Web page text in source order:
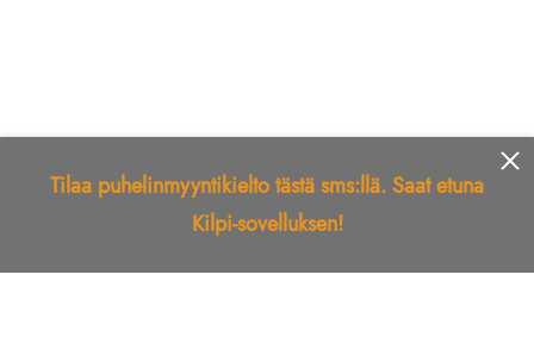
Tilaa puhelinmyyntikielto tästä sms:llä. Saat etuna
Kilpi-sovelluksen!